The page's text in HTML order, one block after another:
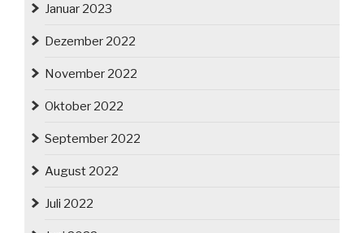
Januar 2023
Dezember 2022
November 2022
Oktober 2022
September 2022
August 2022
Juli 2022